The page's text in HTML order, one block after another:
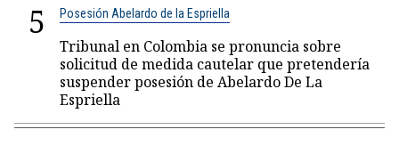
5 Posesión Abelardo de la Espriella
Tribunal en Colombia se pronuncia sobre
solicitud de medida cautelar que pretendería
suspender posesión de Abelardo De La
Espriella